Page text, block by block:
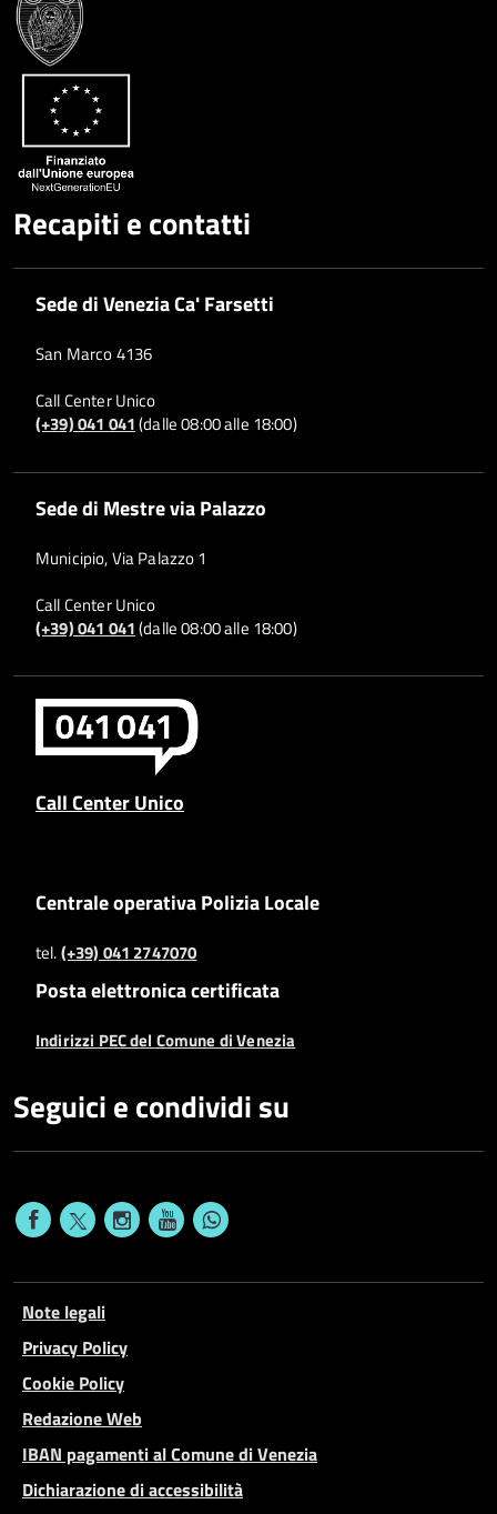
Recapiti e contatti
Sede di Venezia Ca' Farsetti
San Marco 4136
Call Center Unico
(+39) 041 041(dalle 08:00 alle 18:00)
Sede di Mestre via Palazzo
Municipio, Via Palazzo 1
Call Center Unico
(+39) 041 041(dalle 08:00 alle 18:00)
Call Center Unico
Centrale operativa Polizia Locale
tel.(+39) 041 2747070
Posta elettronica certificata
Indirizzi PEC del Comune di Venezia
Seguici e condividi su
Note legali
Privacy Policy
Cookie Policy
Redazione Web
IBAN pagamenti al Comune di Venezia
Dichiarazione di accessibilità